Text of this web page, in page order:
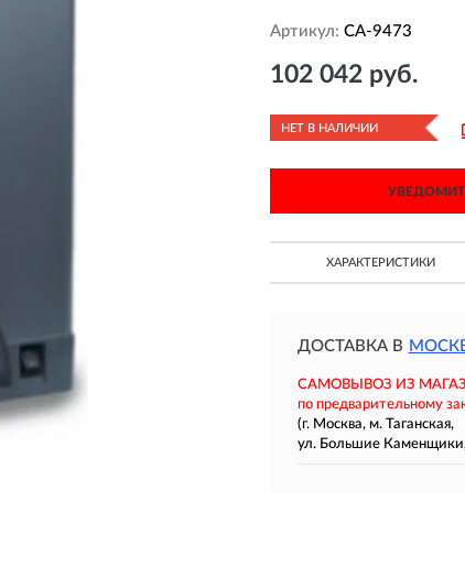
Артикул: CA-9473
102 042 руб.
НЕТ В НАЛИЧИИ
ХАРАКТЕРИСТИКИ
ДОСТАВКА В
САМОВЫВОЗ ИЗ
по предварительному
(г. Москва, м. Таганская,
ул. Большие Каменщики,